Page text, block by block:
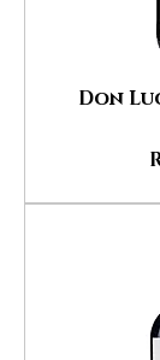
Don